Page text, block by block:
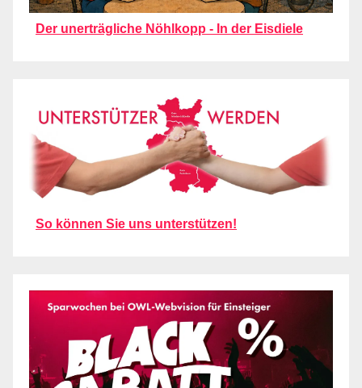
Der unerträgliche Nöhlkopp - In der Eisdiele
So können Sie uns unterstützen!